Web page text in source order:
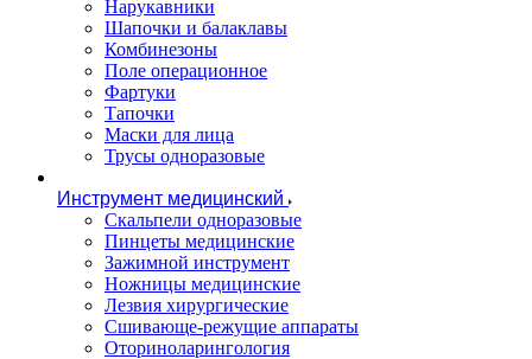
Нарукавники
Шапочки и балаклавы
Комбинезоны
Поле операционное
Фартуки
Тапочки
Маски для лица
Трусы одноразовые
Инструмент медицинский
Скальпели одноразовые
Пинцеты медицинские
Зажимной инструмент
Ножницы медицинские
Лезвия хирургические
Сшивающе-режущие аппараты
Оториноларингология